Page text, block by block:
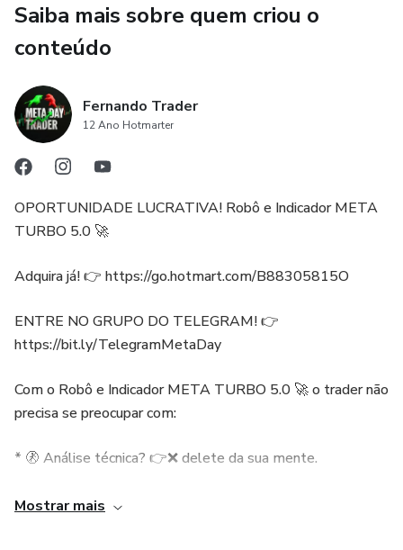
Saiba mais sobre quem criou o
conteúdo
Fernando Trader
12 Ano Hotmarter
OPORTUNIDADE LUCRATIVA! Robô e Indicador META
TURBO 5.0 🚀
Adquira já! 👉 https://go.hotmart.com/B88305815O
ENTRE NO GRUPO DO TELEGRAM! 👉
https://bit.ly/TelegramMetaDay
Com o Robô e Indicador META TURBO 5.0 🚀 o trader não
precisa se preocupar com:
* 🚷 Análise técnica? 👉❌ delete da sua mente.
* 🚷 Price action? 👉❌ delete da sua mente.
Mostrar mais